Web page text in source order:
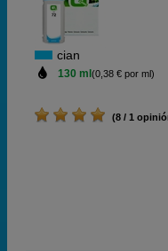
cian
130 ml (0,38 € por ml)
(8 / 1